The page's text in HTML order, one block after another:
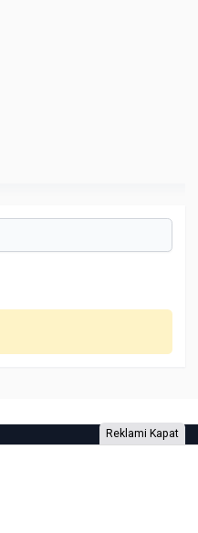
Reklami Kapat